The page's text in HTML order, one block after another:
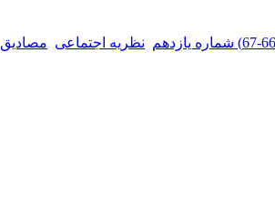
نظریه اجتماعی مصادیق